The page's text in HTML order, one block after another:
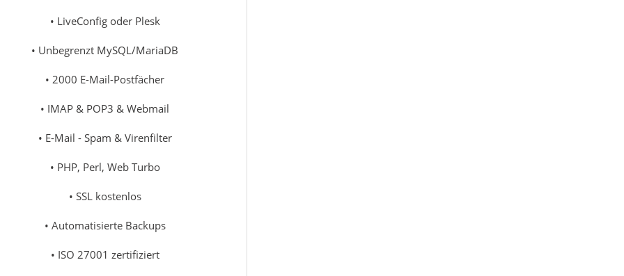
• LiveConfig oder Plesk
• Unbegrenzt MySQL/MariaDB
• 2000 E-Mail-Postfächer
• IMAP & POP3 & Webmail
• E-Mail - Spam & Virenfilter
• PHP, Perl, Web Turbo
• SSL kostenlos
• Automatisierte Backups
• ISO 27001 zertifiziert